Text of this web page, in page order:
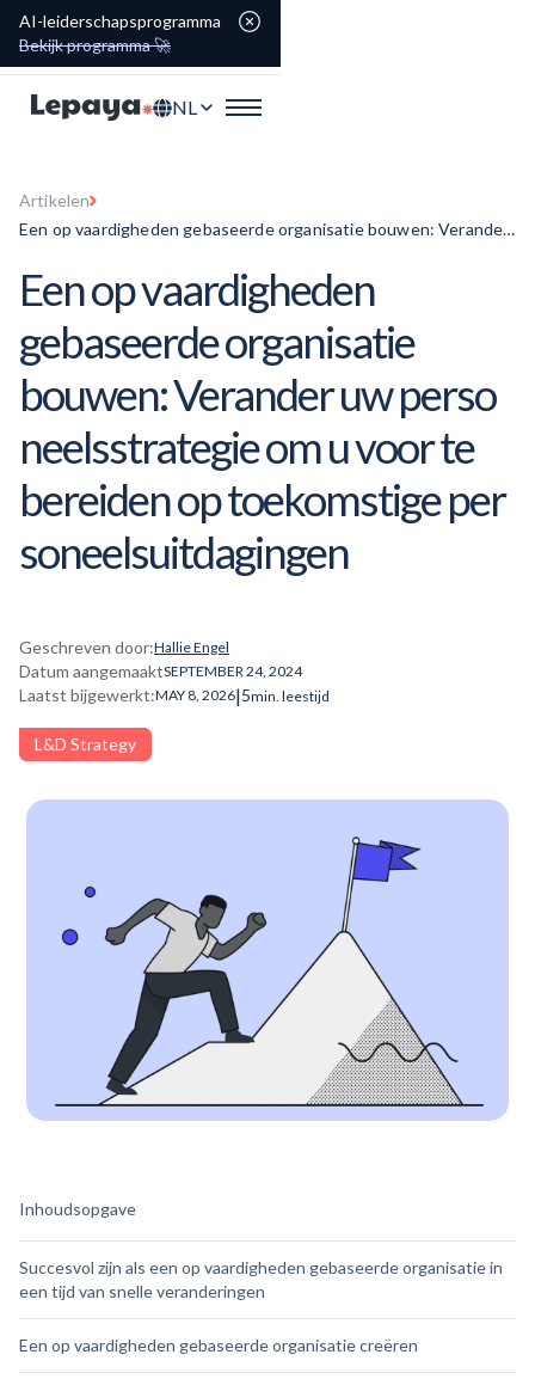
AI-leiderschapsprogramma
Bekijk programma 🚀
NL
Artikelen
Een op vaardigheden gebaseerde organisatie bouwen: Verander
personeelsuitdagingen
Een op vaardigheden
gebaseerde organisatie
bouwen: Verander uwperso
neelsstrategieom u voor te
bereiden op toekomstigeper
soneelsuitdagingen
Geschreven door:Hallie Engel
Datum aangemaaktSEPTEMBER 24, 2024
Laatst bijgewerkt:MAY 8, 2026|5min. leestijd
L&D Strategy
Inhoudsopgave
Succesvol zijn als een op vaardigheden gebaseerde organisatie in
een tijd van snelle veranderingen
Een op vaardigheden gebaseerde organisatie creëren